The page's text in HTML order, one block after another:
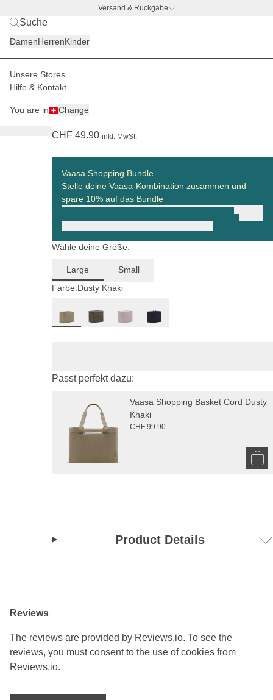
Versand & Rückgabe
DamenHerrenKinder
Unsere Stores
Hilfe & Kontakt
You are in Change
Damen Körbe
CHF 49.90 inkl. MwSt.
Vaasa Shopping Bundle
Stelle deine Vaasa-Kombination zusammen und
spare 10% auf das Bundle
Wähle deine Größe:
Large
Small
Farbe:Dusty Khaki
Passt perfekt dazu:
Vaasa Shopping Basket Cord Dusty
Khaki
CHF 99.90
Product Details
Reviews
The reviews are provided by Reviews.io. To see the
reviews, you must consent to the use of cookies from
Reviews.io.